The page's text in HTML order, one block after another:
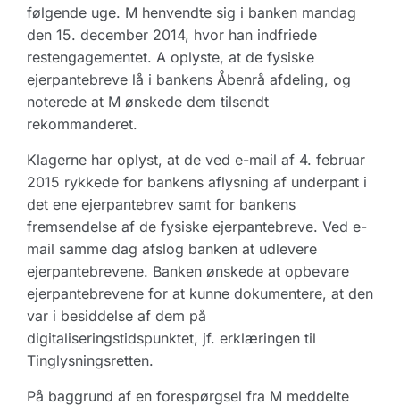
følgende uge. M henvendte sig i banken mandag
den 15. december 2014, hvor han indfriede
restengagementet. A oplyste, at de fysiske
ejerpantebreve lå i bankens Åbenrå afdeling, og
noterede at M ønskede dem tilsendt
rekommanderet.
Klagerne har oplyst, at de ved e-mail af 4. februar
2015 rykkede for bankens aflysning af underpant i
det ene ejerpantebrev samt for bankens
fremsendelse af de fysiske ejerpantebreve. Ved e-
mail samme dag afslog banken at udlevere
ejerpantebrevene. Banken ønskede at opbevare
ejerpantebrevene for at kunne dokumentere, at den
var i besiddelse af dem på
digitaliseringstidspunktet, jf. erklæringen til
Tinglysningsretten.
På baggrund af en forespørgsel fra M meddelte